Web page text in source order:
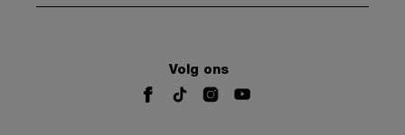
Volg ons